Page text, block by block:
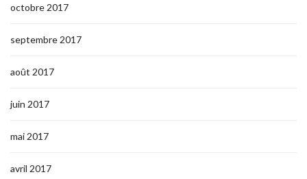
octobre 2017
septembre 2017
août 2017
juin 2017
mai 2017
avril 2017